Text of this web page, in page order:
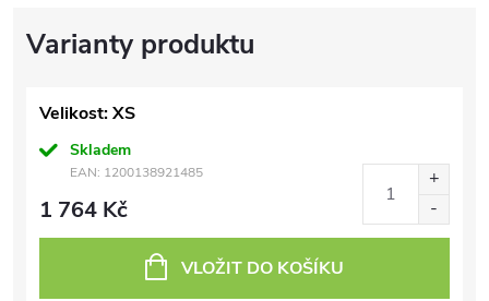
Velikost: XS
Skladem
EAN: 1200138921485
1 764 Kč
VLOŽIT DO KOŠÍKU